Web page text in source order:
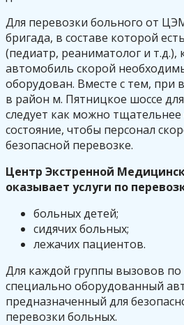
Для перевозки больного от
бригада, в составе которой
(педиатр, реаниматолог и т.д.),
автомобиль скорой
оборудован. Вместе с тем,
в район м. Пятницкое шоссе
следует как можно тщательнее
состояние, чтобы персонал
безопасной перевозке.
Центр Экстренной
оказывает услуги по
больных детей;
сидячих больных;
лежачих пациентов.
Для каждой группы вызовов
специально оборудованный
предназначенный для
перевозки больных.